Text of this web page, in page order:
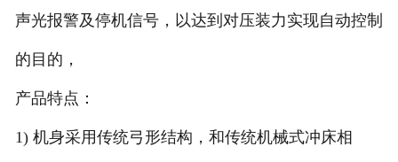
声光报警及停机信号，以达到对压装力实现自动控制
的目的，
产品特点：
1) 机身采用传统弓形结构，和传统机械式冲床相